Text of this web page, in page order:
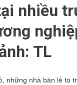
nhiều
TL
những nhà bán lẻ to